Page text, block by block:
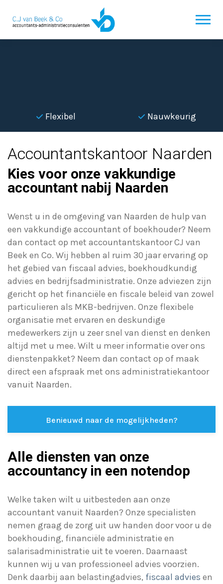
Flexibel Nauwkeurig
Accountantskantoor Naarden
Kies voor onze vakkundige
accountant nabij Naarden
Wenst u in de omgeving van Naarden de hulp van
een vakkundige accountant of boekhouder? Neem
dan contact op met accountantskantoor CJ van
Beek en Co. Wij hebben al ruim 30 jaar ervaring op
het gebied van fiscaal advies, boekhoudkundig
advies en bedrijfsadministratie. Onze adviezen zijn
gericht op het financiële en fiscale beleid van zowel
particulieren als MKB-bedrijven. Onze flexibele
organisatie met ervaren en deskundige
medewerkers zijn u zeer snel van dienst en denken
altijd met u mee. Wilt u meer informatie over ons
dienstenpakket? Neem dan contact op of maak
direct een afspraak met ons administratiekantoor
vanuit Naarden.
Benieuwd naar de mogelijkheden?
Alle diensten van onze
accountancy in een notendop
Welke taken wilt u uitbesteden aan onze
accountant vanuit Naarden? Onze specialisten
nemen graag de zorg uit uw handen door voor u de
boekhouding, financiële administratie en
salarisadministratie uit te voeren. Daarnaast
kunnen wij u van professioneel advies voorzien.
Denk daarbij aan belastingadvies, fiscaal advies en